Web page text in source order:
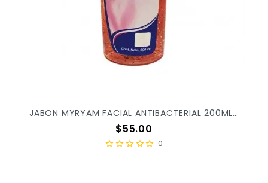
JABON MYRYAM FACIAL ANTIBACTERIAL 200ML X/30
Precio
$55.00
0